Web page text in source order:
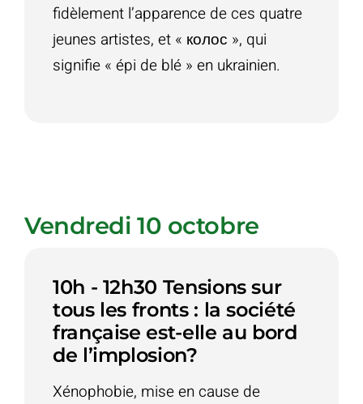
fidèlement l’apparence de ces quatre
jeunes artistes, et « колос », qui
signifie « épi de blé » en ukrainien.
Vendredi 10 octobre
10h - 12h30 Tensions sur
tous les fronts : la société
française est-elle au bord
de l’implosion?
Xénophobie, mise en cause de